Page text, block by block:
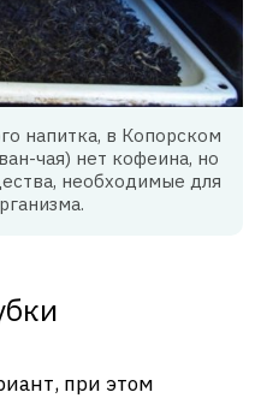
напитка, в Копорском
чая) нет кофеина, но
необходимые для
при этом